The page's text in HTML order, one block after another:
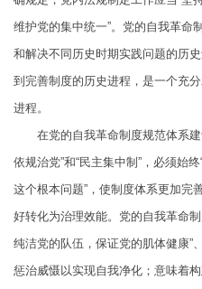
维护党的集中统一”。党的自我革命
和解决不同历史时期实践问题的历
到完善制度的历史进程，是一个充
进程。
在党的自我革命制度规范体系
依规治党”和“民主集中制”，必须始
这个根本问题”，使制度体系更加完
好转化为治理效能。党的自我革命
纯洁党的队伍，保证党的肌体健康”
惩治威慑以实现自我净化；意味着